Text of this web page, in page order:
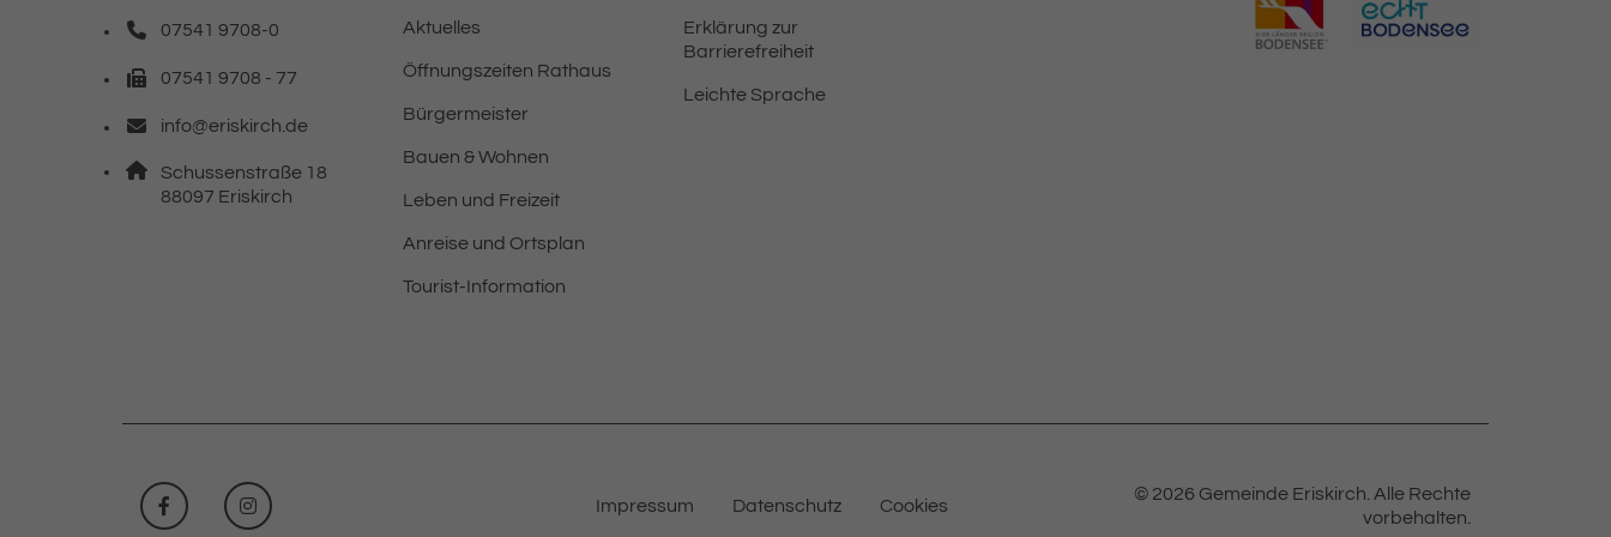
07541 9708-0
Telefonnummer: 0 7 5 4 1 9 7 0 8 0
07541 9708 - 77
Faxnummer: 0 7 5 4 1 9 7 0 8 7 7
info@eriskirch.de
E-Mail Adresse: info@eriskirch.de
Adresse:
Schussenstraße 18
88097 , 8 8 0 9 7
Eriskirch
Aktuelles
Öffnungszeiten Rathaus
Bürgermeister
Bauen & Wohnen
Leben und Freizeit
Anreise und Ortsplan
Tourist-Information
Erklärung zur
Barrierefreiheit
Leichte Sprache
FACEBOOKINSTAGRAM Impressum Datenschutz Cookies
© 2026 Gemeinde Eriskirch. Alle Rechte
vorbehalten.